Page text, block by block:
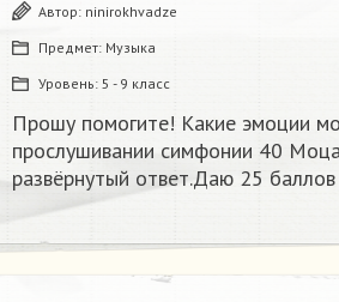
Автор: ninirokhvadze
Предмет: Музыка
Уровень: 5 - 9 класс
Прошу помогите! Какие эмоции
прослушивании симфонии 40
развёрнутый ответ.Даю 25 баллов​